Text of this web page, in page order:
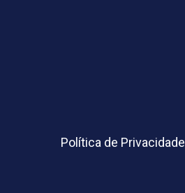
Política de Privacidade